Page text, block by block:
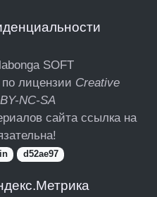
SOFT
лицензии Creative
NC-SA
сайта ссылка на
d52ae97